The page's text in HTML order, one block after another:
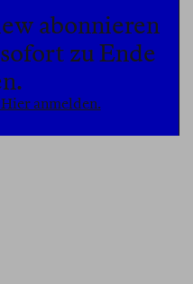
nur eine Idee
unklar, erst graue
eine sich mit
innerliche
abonnieren
zu Ende
anmelden.